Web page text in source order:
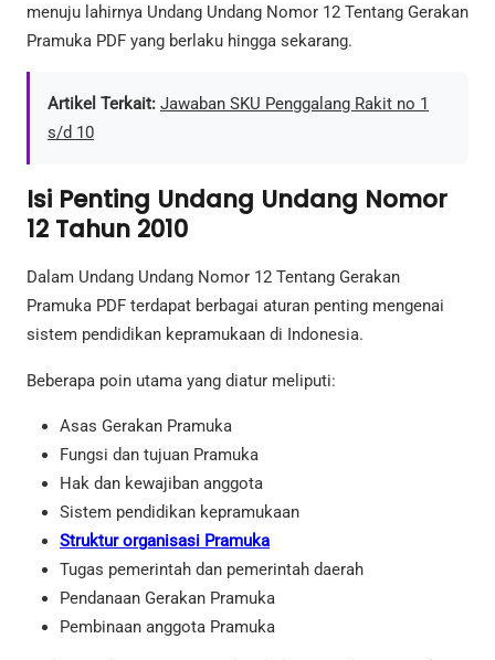
menuju lahirnya Undang Undang Nomor 12 Tentang Gerakan
Pramuka PDF yang berlaku hingga sekarang.
Artikel Terkait: Jawaban SKU Penggalang Rakit no 1
s/d 10
Isi Penting Undang Undang Nomor
12 Tahun 2010
Dalam Undang Undang Nomor 12 Tentang Gerakan
Pramuka PDF terdapat berbagai aturan penting mengenai
sistem pendidikan kepramukaan di Indonesia.
Beberapa poin utama yang diatur meliputi:
Asas Gerakan Pramuka
Fungsi dan tujuan Pramuka
Hak dan kewajiban anggota
Sistem pendidikan kepramukaan
Struktur organisasi Pramuka
Tugas pemerintah dan pemerintah daerah
Pendanaan Gerakan Pramuka
Pembinaan anggota Pramuka